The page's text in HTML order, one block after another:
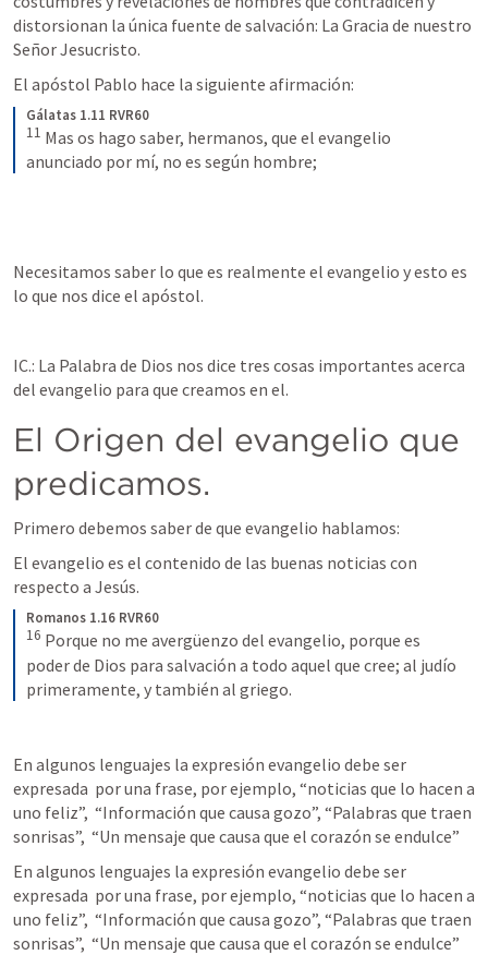
distorsionan la única fuente de salvación: La Gracia de nuestro
Señor Jesucristo.
El apóstol Pablo hace la siguiente afirmación:
Gálatas 1.11 RVR60
11 Mas os hago saber, hermanos, que el evangelio
anunciado por mí, no es según hombre;
Necesitamos saber lo que es realmente el evangelio y esto es
lo que nos dice el apóstol.
IC.: La Palabra de Dios nos dice tres cosas importantes acerca
del evangelio para que creamos en el.
El Origen del evangelio que
predicamos.
Primero debemos saber de que evangelio hablamos:
El evangelio es el contenido de las buenas noticias con
respecto a Jesús.
Romanos 1.16 RVR60
16 Porque no me avergüenzo del evangelio, porque es
poder de Dios para salvación a todo aquel que cree; al judío
primeramente, y también al griego.
En algunos lenguajes la expresión evangelio debe ser
expresada  por una frase, por ejemplo, “noticias que lo hacen a
uno feliz”,  “Información que causa gozo”, “Palabras que traen
sonrisas”,  “Un mensaje que causa que el corazón se endulce”
En algunos lenguajes la expresión evangelio debe ser
expresada  por una frase, por ejemplo, “noticias que lo hacen a
uno feliz”,  “Información que causa gozo”, “Palabras que traen
sonrisas”,  “Un mensaje que causa que el corazón se endulce”